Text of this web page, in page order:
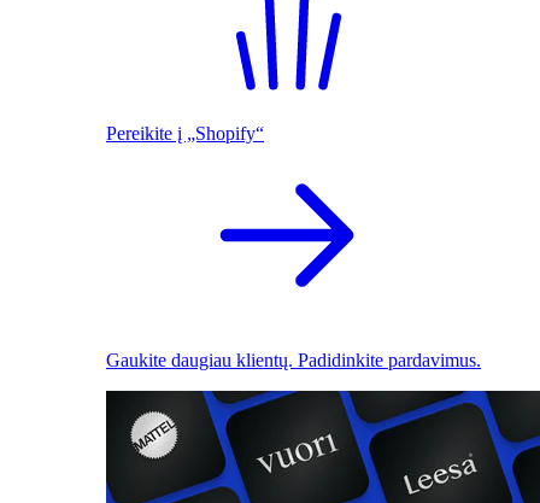
Pereikite į „Shopify“
Gaukite daugiau klientų. Padidinkite pardavimus.